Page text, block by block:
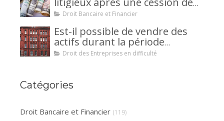
créance : un mécanisme
la caution.
Droit Bancaire et Financier
Est-il possible de vendre des
actifs durant la période
d’observation d’un
Droit des Entreprises en difficulté
Catégories
Droit Bancaire et Financier (119)